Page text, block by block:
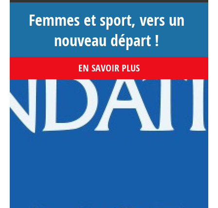
Femmes et sport, vers un
nouveau départ !
EN SAVOIR PLUS